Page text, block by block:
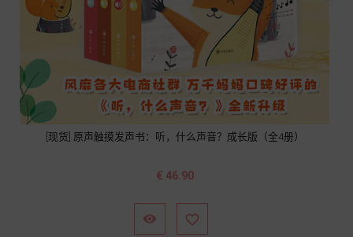
[现货] 原声触摸发声书：听，什么声音？成长版（全4册）
价
€ 46.90
 